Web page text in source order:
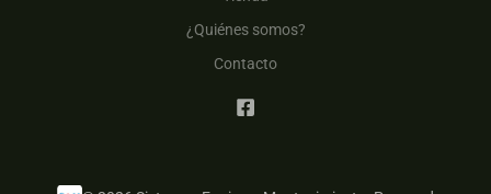
¿Quiénes somos?
Contacto